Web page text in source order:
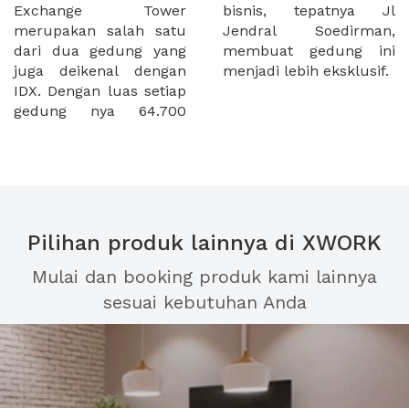
Exchange Tower
merupakan salah satu
dari dua gedung yang
juga deikenal dengan
IDX. Dengan luas setiap
gedung nya 64.700
bisnis, tepatnya Jl
Jendral Soedirman,
membuat gedung ini
menjadi lebih eksklusif.
Pilihan produk lainnya di XWORK
Mulai dan booking produk kami lainnya
sesuai kebutuhan Anda